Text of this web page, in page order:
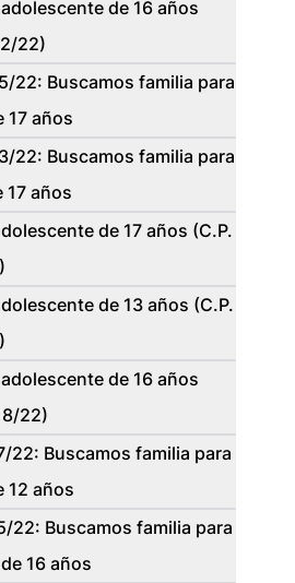
de 16 años
22)
22: Buscamos familia para
17 años
22: Buscamos familia para
17 años
de 17 años (C.P.
de 13 años (C.P.
de 16 años
22)
22: Buscamos familia para
12 años
22: Buscamos familia para
16 años